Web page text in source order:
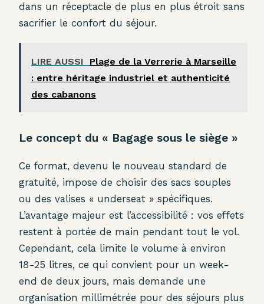
dans un réceptacle de plus en plus étroit sans
sacrifier le confort du séjour.
LIRE AUSSI
Plage de la Verrerie à Marseille
: entre héritage industriel et authenticité
des cabanons
Le concept du « Bagage sous le siège »
Ce format, devenu le nouveau standard de
gratuité, impose de choisir des sacs souples
ou des valises « underseat » spécifiques.
L’avantage majeur est l’accessibilité : vos effets
restent à portée de main pendant tout le vol.
Cependant, cela limite le volume à environ
18-25 litres, ce qui convient pour un week-
end de deux jours, mais demande une
organisation millimétrée pour des séjours plus